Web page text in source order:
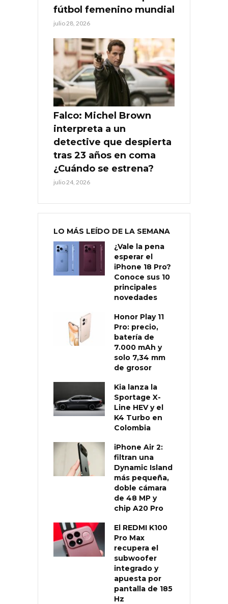
fútbol femenino mundial
julio 28, 2026
Falco: Michel Brown
interpreta a un
detective que despierta
tras 23 años en coma
¿Cuándo se estrena?
julio 24, 2026
LO MÁS LEÍDO DE LA SEMANA
¿Vale la pena
esperar el
iPhone 18 Pro?
Conoce sus 10
principales
novedades
Honor Play 11
Pro: precio,
batería de
7.000 mAh y
solo 7,34 mm
de grosor
Kia lanza la
Sportage X-
Line HEV y el
K4 Turbo en
Colombia
iPhone Air 2:
filtran una
Dynamic Island
más pequeña,
doble cámara
de 48 MP y
chip A20 Pro
El REDMI K100
Pro Max
recupera el
subwoofer
integrado y
apuesta por
pantalla de 185
Hz